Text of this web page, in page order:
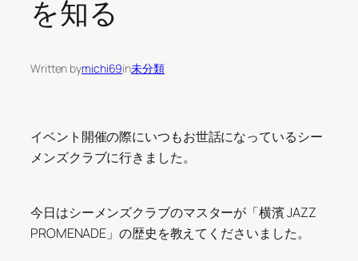
を知る
Written bymichi69in未分類
イベント開催の際にいつもお世話になっているシー
メンズクラブに行きました。
今日はシーメンズクラブのマスターが「横濱 JAZZ
PROMENADE」の歴史を教えてくださいました。